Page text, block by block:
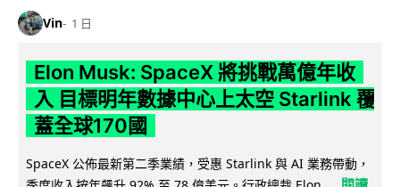
Vin 1 日
Elon Musk: SpaceX 將挑戰萬億年收
入 目標明年數據中心上太空 Starlink 覆
蓋全球170國
SpaceX 公佈最新第二季業績，受惠 Starlink 與 AI 業務帶動，